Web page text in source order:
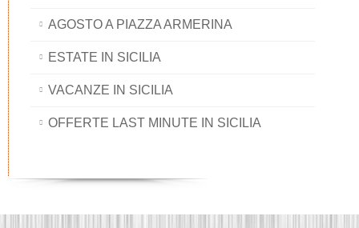
AGOSTO A PIAZZA ARMERINA
ESTATE IN SICILIA
VACANZE IN SICILIA
OFFERTE LAST MINUTE IN SICILIA